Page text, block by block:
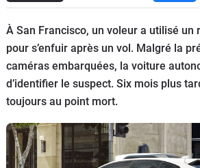
Auto
Services
Forum
Moto
À San Francisco, un voleur a utilisé un
pour s’enfuir après un vol. Malgré la
caméras embarquées, la voiture
d’identifier le suspect. Six mois plus
toujours au point mort.